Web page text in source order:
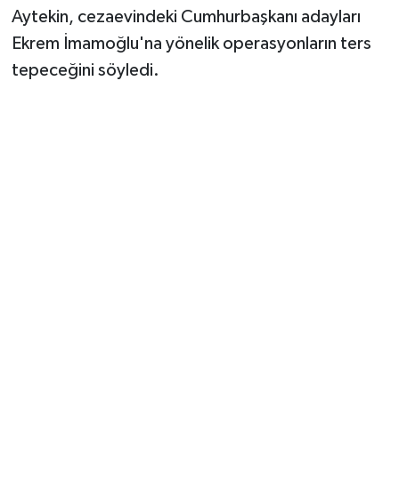
Aytekin, cezaevindeki Cumhurbaşkanı adayları
Ekrem İmamoğlu'na yönelik operasyonların ters
tepeceğini söyledi.